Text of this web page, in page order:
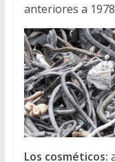
anteriores a
Los cosméticos: